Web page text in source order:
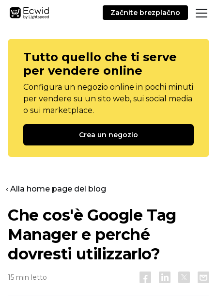
Začnite brezplačno
Tutto quello che ti serve
per vendere online
Configura un negozio online in pochi minuti
per vendere su un sito web, sui social media
o sui marketplace.
Crea un negozio
‹ Alla home page del blog
Che cos'è Google Tag
Manager e perché
dovresti utilizzarlo?
15 min letto